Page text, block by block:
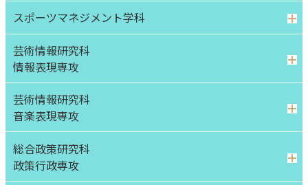
スポーツマネジメント学科
芸術情報研究科
情報表現専攻
芸術情報研究科
音楽表現専攻
総合政策研究科
政策行政専攻